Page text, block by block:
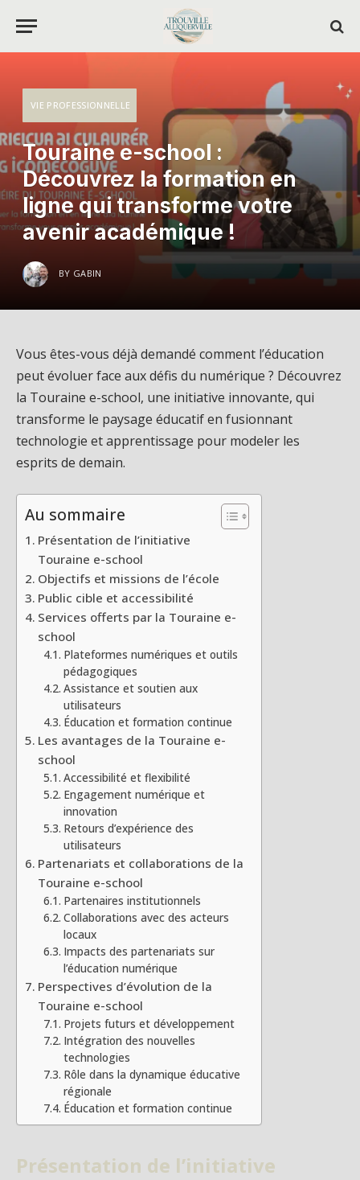
VIE PROFESSIONNELLE
Touraine e-school :
Découvrez la formation en
ligne qui transforme votre
avenir académique !
BY GABIN
Vous êtes-vous déjà demandé comment l’éducation
peut évoluer face aux défis du numérique ? Découvrez
la Touraine e-school, une initiative innovante, qui
transforme le paysage éducatif en fusionnant
technologie et apprentissage pour modeler les
esprits de demain.
Au sommaire
Présentation de l’initiative
Touraine e-school
Objectifs et missions de l’école
Public cible et accessibilité
Services offerts par la Touraine e-
school
Plateformes numériques et outils
pédagogiques
Assistance et soutien aux
utilisateurs
Éducation et formation continue
Les avantages de la Touraine e-
school
Accessibilité et flexibilité
Engagement numérique et
innovation
Retours d’expérience des
utilisateurs
Partenariats et collaborations de la
Touraine e-school
Partenaires institutionnels
Collaborations avec des acteurs
locaux
Impacts des partenariats sur
l’éducation numérique
Perspectives d’évolution de la
Touraine e-school
Projets futurs et développement
Intégration des nouvelles
technologies
Rôle dans la dynamique éducative
régionale
Éducation et formation continue
Présentation de l’initiative